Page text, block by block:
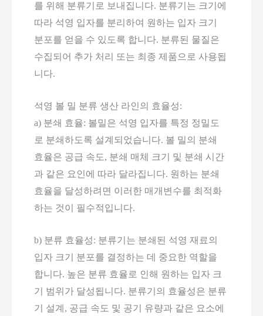
를 위해 분류기로 보내집니다. 분류기는 크기에
따라 석영 입자를 분리하여 원하는 입자 크기
분포를 얻을 수 있도록 합니다. 분류된 물질은
수집되어 추가 처리 또는 최종 제품으로 사용됩
니다.
석영 볼 밀 분류 생산 라인의 효율성:
a) 분쇄 효율: 볼밀은 석영 입자를 특정 정밀도
로 분쇄하도록 설계되었습니다. 볼 밀의 분쇄
효율은 공급 속도, 분쇄 매체 크기 및 분쇄 시간
과 같은 요인에 따라 달라집니다. 원하는 분쇄
효율을 달성하려면 이러한 매개변수를 최적화
하는 것이 필수적입니다.
b) 분류 효율성: 분류기는 분쇄된 석영 재료의
입자 크기 분포를 결정하는 데 중요한 역할을
합니다. 높은 분류 효율로 인해 원하는 입자 크
기 범위가 달성됩니다. 분류기의 효율성은 분류
기 설계, 공급 속도 및 공기 유량과 같은 요소에